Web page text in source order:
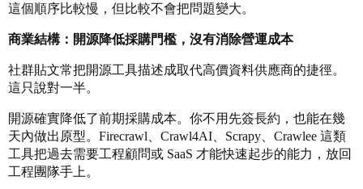
這個順序比較慢，但比較不會把問題變大。
商業結構：開源降低採購門檻，沒有消除營運成本
社群貼文常把開源工具描述成取代高價資料供應商的捷徑。
這只說對一半。
開源確實降低了前期採購成本。你不用先簽長約，也能在幾
天內做出原型。Firecrawl、Crawl4AI、Scrapy、Crawlee 這類
工具把過去需要工程顧問或 SaaS 才能快速起步的能力，放回
工程團隊手上。